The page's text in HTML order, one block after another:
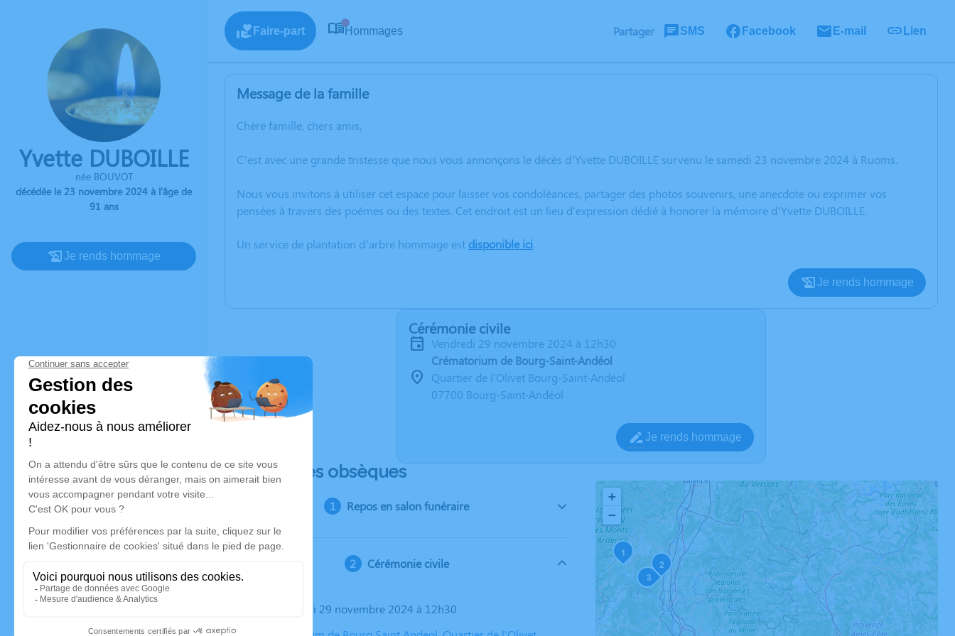
Yvette DUBOILLE
née BOUVOT
décédée le 23 novembre 2024 à l'âge de
91 ans
Je rends hommage
Faire-part Hommages Partager SMS Facebook E-mail Lien
Message de la famille
Chère famille, chers amis,
C’est avec une grande tristesse que nous vous annonçons le décès d’Yvette DUBOILLE survenu le samedi 23 novembre 2024 à Ruoms.
Nous vous invitons à utiliser cet espace pour laisser vos condoléances, partager des photos souvenirs, une anecdote ou exprimer vos
pensées à travers des poèmes ou des textes. Cet endroit est un lieu d'expression dédié à honorer la mémoire d’Yvette DUBOILLE.
Un service de plantation d’arbre hommage est disponible ici.
Je rends hommage
Cérémonie civile
vendredi 29 novembre 2024 à 12h30
Crématorium de Bourg-Saint-Andéol
Quartier de l'Olivet Bourg-Saint-Andéol
07700 Bourg-Saint-Andéol
Je rends hommage
Déroulé des obsèques
Repos en salon funéraire
Cérémonie civile
Le vendredi 29 novembre 2024 à 12h30
1
2
3
+
−